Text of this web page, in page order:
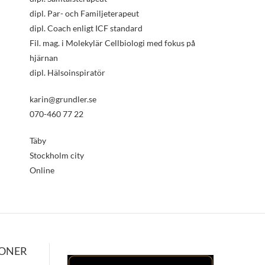
dipl. Par- och Familjeterapeut
dipl. Coach enligt ICF standard
Fil. mag. i Molekylär Cellbiologi med fokus på
hjärnan
dipl. Hälsoinspiratör
karin@grundler.se
070-460 77 22
Täby
Stockholm city
Online